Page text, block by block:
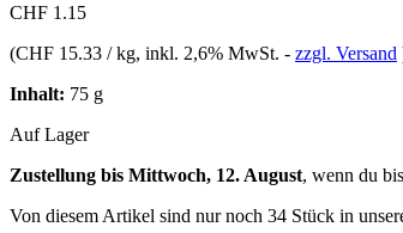
CHF 1.15
(CHF 15.33 / kg, inkl. 2,6% MwSt. - zzgl. Versand
Inhalt: 75 g
Auf Lager
Zustellung bis Mittwoch, 12. August, wenn du bis
Von diesem Artikel sind nur noch 34 Stück in